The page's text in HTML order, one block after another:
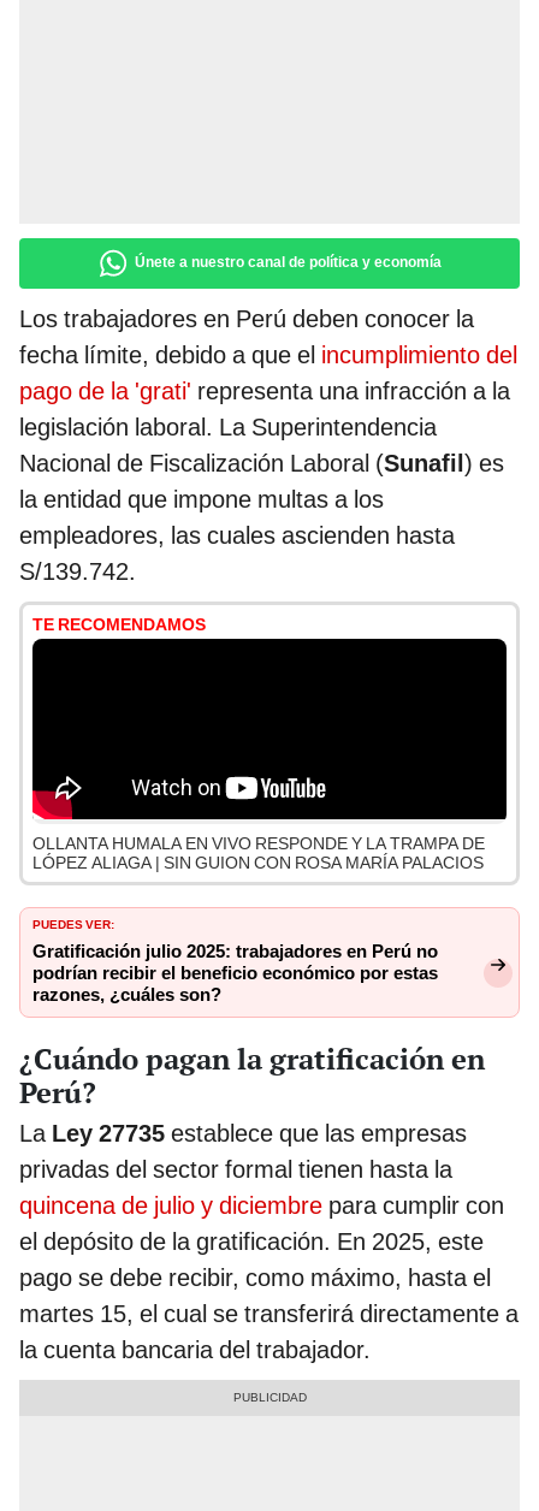
Únete a nuestro canal de política y economía
Los trabajadores en Perú deben conocer la
fecha límite, debido a que el incumplimiento del
pago de la 'grati' representa una infracción a la
legislación laboral. La Superintendencia
Nacional de Fiscalización Laboral (Sunafil) es
la entidad que impone multas a los
empleadores, las cuales ascienden hasta
S/139.742.
TE RECOMENDAMOS
OLLANTA HUMALA EN VIVO RESPONDE Y LA TRAMPA DE
LÓPEZ ALIAGA | SIN GUION CON ROSA MARÍA PALACIOS
PUEDES VER:
Gratificación julio 2025: trabajadores en Perú no
podrían recibir el beneficio económico por estas
razones, ¿cuáles son?
¿Cuándo pagan la gratificación en
Perú?
La Ley 27735 establece que las empresas
privadas del sector formal tienen hasta la
quincena de julio y diciembre para cumplir con
el depósito de la gratificación. En 2025, este
pago se debe recibir, como máximo, hasta el
martes 15, el cual se transferirá directamente a
la cuenta bancaria del trabajador.